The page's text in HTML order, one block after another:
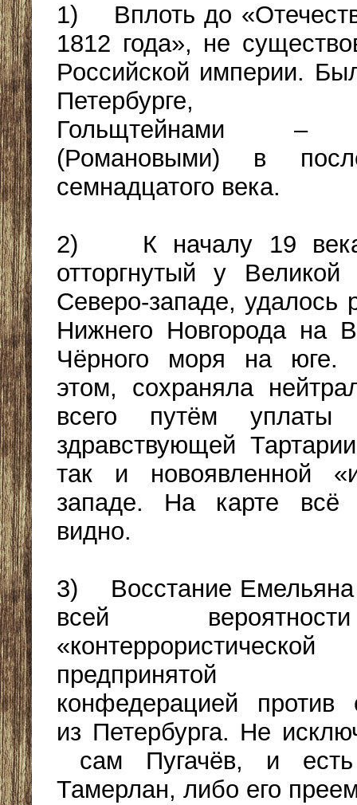
1) Вплоть до
1812 года», не
Российской империи.
Петербурге,
Гольщтейнами –
(Романовыми) в
семнадцатого века.
2) К началу 19
отторгнутый у
Северо-западе, удалось
Нижнего Новгорода на
Чёрного моря на юге.
этом, сохраняла
всего путём уплаты
здравствующей
так и новоявленной
западе. На карте всё
видно.
3) Восстание Емельяна
всей
предпринятой
конфедерацией против
из Петербурга. Не
сам Пугачёв, и
Тамерлан, либо его